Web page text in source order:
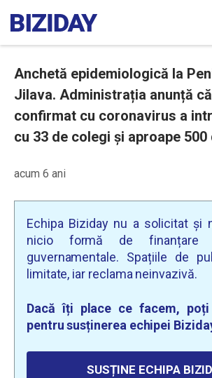
Anchetă epidemiologică la
Jilava. Administrația anunță
confirmat cu coronavirus a
cu 33 de colegi și aproape
acum 6 ani
Echipa Biziday nu a solicitat și
nicio formă de finanțare
guvernamentale. Spațiile de
limitate, iar reclama neinvazivă.
Dacă îți place ce facem,
pentru susținerea echipei
SUSȚINE ECHIPA